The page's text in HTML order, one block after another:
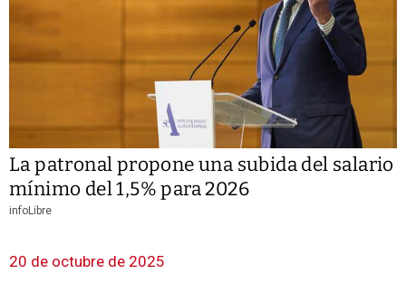
La patronal propone una subida del salario
mínimo del 1,5% para 2026
infoLibre
20 de octubre de 2025